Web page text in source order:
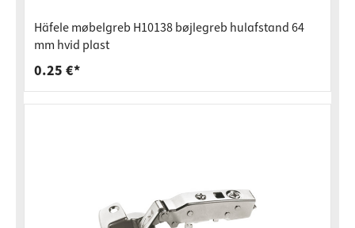
Häfele møbelgreb H10138 bøjlegreb hulafstand 64
mm hvid plast
0.25 €*